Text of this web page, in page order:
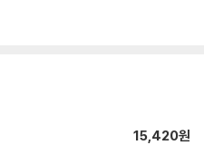
15,420원